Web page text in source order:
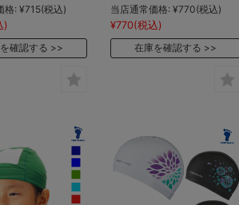
格: ¥715(税込)
)
確認する
当店通常価格: ¥770(税込)
¥770(税込)
在庫を確認する